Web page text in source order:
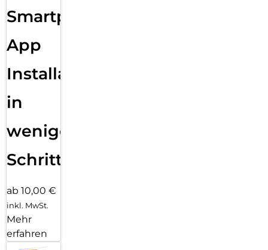
Smartphone
App
Installation
in
wenigen
Schritten
ab 10,00 €
inkl. MwSt.
Mehr
erfahren